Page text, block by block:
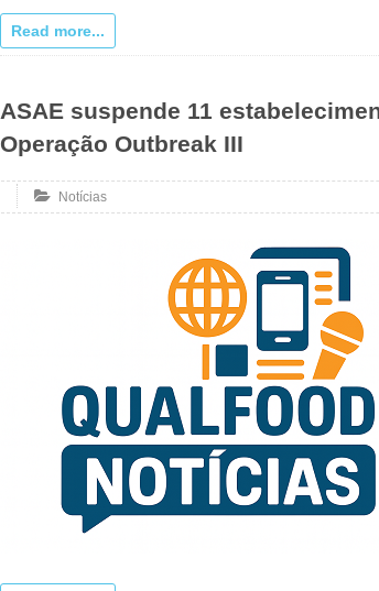
Read more...
ASAE suspende 11
Operação Outbreak III
Notícias